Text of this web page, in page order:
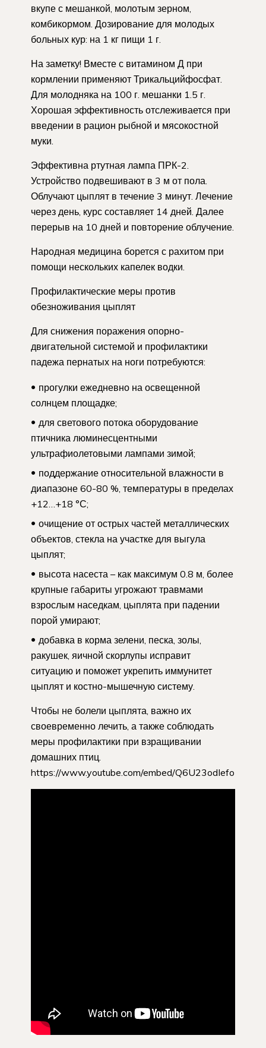
вкупе с мешанкой, молотым зерном,
комбикормом. Дозирование для молодых
больных кур: на 1 кг пищи 1 г.
На заметку! Вместе с витамином Д при
кормлении применяют Трикальцийфосфат.
Для молодняка на 100 г. мешанки 1.5 г.
Хорошая эффективность отслеживается при
введении в рацион рыбной и мясокостной
муки.
Эффективна ртутная лампа ПРК-2.
Устройство подвешивают в 3 м от пола.
Облучают цыплят в течение 3 минут. Лечение
через день, курс составляет 14 дней. Далее
перерыв на 10 дней и повторение облучение.
Народная медицина борется с рахитом при
помощи нескольких капелек водки.
Профилактические меры против
обезноживания цыплят
Для снижения поражения опорно-
двигательной системой и профилактики
падежа пернатых на ноги потребуются:
прогулки ежедневно на освещенной
солнцем площадке;
для светового потока оборудование
птичника люминесцентными
ультрафиолетовыми лампами зимой;
поддержание относительной влажности в
диапазоне 60-80 %, температуры в пределах
+12…+18 °С;
очищение от острых частей металлических
объектов, стекла на участке для выгула
цыплят;
высота насеста – как максимум 0.8 м, более
крупные габариты угрожают травмами
взрослым наседкам, цыплята при падении
порой умирают;
добавка в корма зелени, песка, золы,
ракушек, яичной скорлупы исправит
ситуацию и поможет укрепить иммунитет
цыплят и костно-мышечную систему.
Чтобы не болели цыплята, важно их
своевременно лечить, а также соблюдать
меры профилактики при взращивании
домашних птиц.
https://www.youtube.com/embed/Q6U23odIefo